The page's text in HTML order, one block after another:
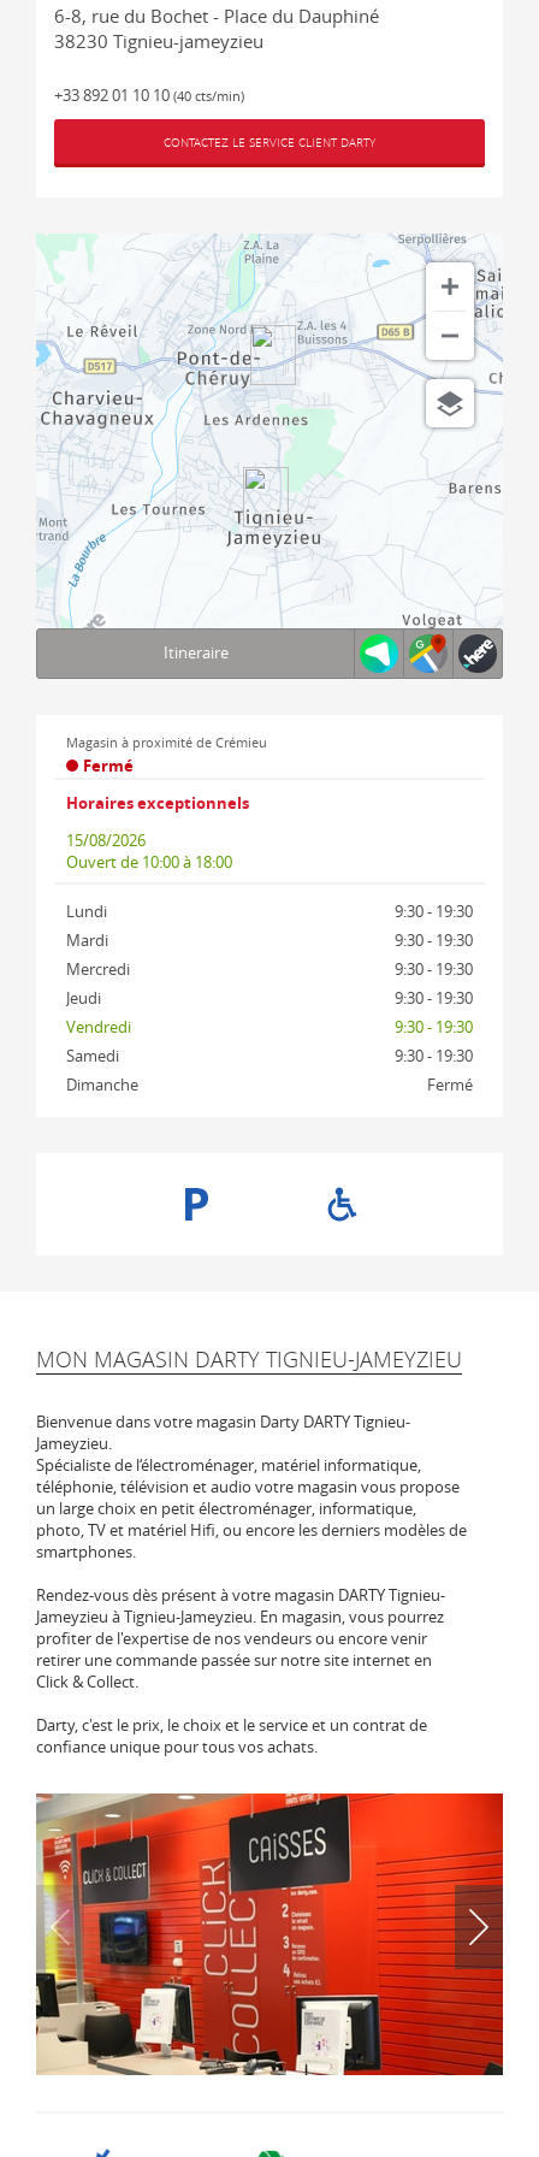
6-8, rue du Bochet - Place du Dauphiné
38230 Tignieu-jameyzieu
+33 892 01 10 10 (40 cts/min)
CONTACTEZ LE SERVICE CLIENT DARTY
© 1987–2026 HERE, IGN
Itineraire
Magasin à proximité de Crémieu
Fermé
Horaires exceptionnels
15/08/2026
Ouvertde 10:00 à 18:00
Lundi
9:30 - 19:30
Mardi
9:30 - 19:30
Mercredi
9:30 - 19:30
Jeudi
9:30 - 19:30
Vendredi
9:30 - 19:30
Samedi
9:30 - 19:30
Dimanche
Fermé
MON MAGASIN DARTY TIGNIEU-JAMEYZIEU
Bienvenue dans votre magasin Darty DARTY Tignieu-
Jameyzieu.
Spécialiste de l‘électroménager, matériel informatique,
téléphonie, télévision et audio votre magasin vous propose
un large choix en petit électroménager, informatique,
photo, TV et matériel Hifi, ou encore les derniers modèles de
smartphones.
Rendez-vous dès présent à votre magasin DARTY Tignieu-
Jameyzieu à Tignieu-Jameyzieu. En magasin, vous pourrez
profiter de l'expertise de nos vendeurs ou encore venir
retirer une commande passée sur notre site internet en
Click & Collect.
Darty, c'est le prix, le choix et le service et un contrat de
confiance unique pour tous vos achats.